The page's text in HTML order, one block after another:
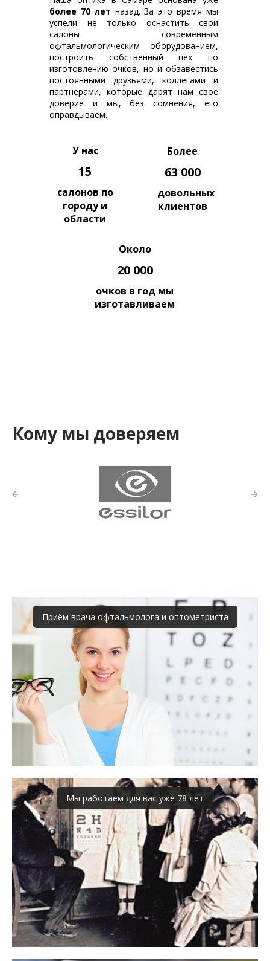
У нас
15
cалонов по
городу и
области
Более
63 000
довольных
клиентов
Около
20 000
очков в год мы
изготавливаем
более 70 лет назад. За это время мы
успели не только оснастить свои
салоны современным
офтальмологическим оборудованием,
построить собственный цех по
изготовлению очков, но и обзавестись
постоянными друзьями, коллегами и
партнерами, которые дарят нам свое
доверие и мы, без сомнения, его
оправдываем.
Кому мы доверяем
Приём врача офтальмолога и оптометриста
Мы работаем для вас уже 78 лет